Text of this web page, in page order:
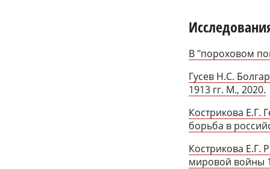
В "пороховом
Гусев Н.С.
1913 гг. М., 2020.
Кострикова Е.Г.
борьба в
Кострикова Е.Г.
мировой войны